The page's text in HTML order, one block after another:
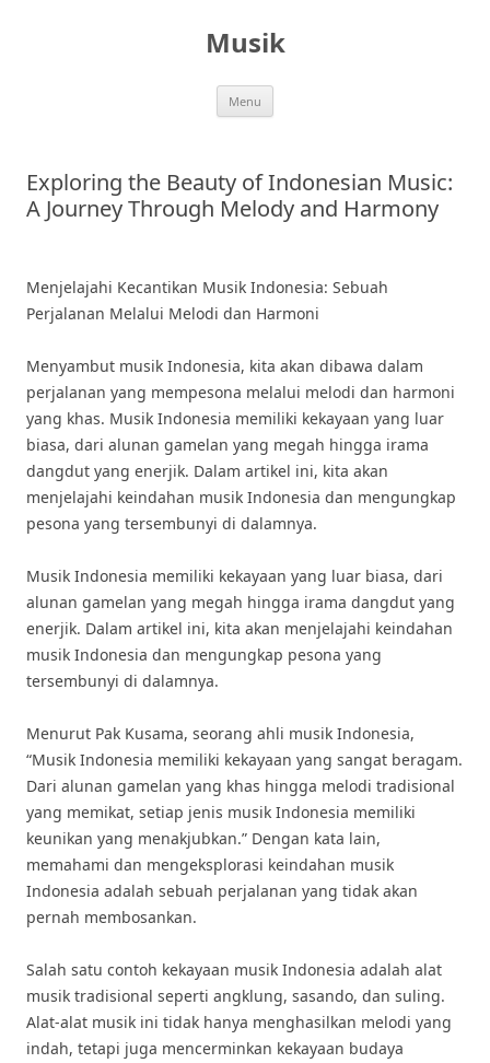
Musik
Menu
Exploring the Beauty of Indonesian Music:
A Journey Through Melody and Harmony
Menjelajahi Kecantikan Musik Indonesia: Sebuah
Perjalanan Melalui Melodi dan Harmoni
Menyambut musik Indonesia, kita akan dibawa dalam
perjalanan yang mempesona melalui melodi dan harmoni
yang khas. Musik Indonesia memiliki kekayaan yang luar
biasa, dari alunan gamelan yang megah hingga irama
dangdut yang enerjik. Dalam artikel ini, kita akan
menjelajahi keindahan musik Indonesia dan mengungkap
pesona yang tersembunyi di dalamnya.
Musik Indonesia memiliki kekayaan yang luar biasa, dari
alunan gamelan yang megah hingga irama dangdut yang
enerjik. Dalam artikel ini, kita akan menjelajahi keindahan
musik Indonesia dan mengungkap pesona yang
tersembunyi di dalamnya.
Menurut Pak Kusama, seorang ahli musik Indonesia,
“Musik Indonesia memiliki kekayaan yang sangat beragam.
Dari alunan gamelan yang khas hingga melodi tradisional
yang memikat, setiap jenis musik Indonesia memiliki
keunikan yang menakjubkan.” Dengan kata lain,
memahami dan mengeksplorasi keindahan musik
Indonesia adalah sebuah perjalanan yang tidak akan
pernah membosankan.
Salah satu contoh kekayaan musik Indonesia adalah alat
musik tradisional seperti angklung, sasando, dan suling.
Alat-alat musik ini tidak hanya menghasilkan melodi yang
indah, tetapi juga mencerminkan kekayaan budaya